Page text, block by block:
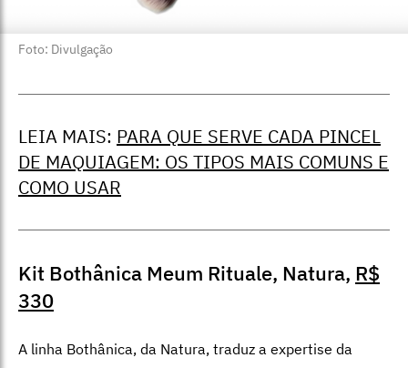
Foto: Divulgação
LEIA MAIS: PARA QUE SERVE CADA PINCEL
DE MAQUIAGEM: OS TIPOS MAIS COMUNS E
COMO USAR
Kit Bothânica Meum Rituale, Natura, R$
330
A linha Bothânica, da Natura, traduz a expertise da